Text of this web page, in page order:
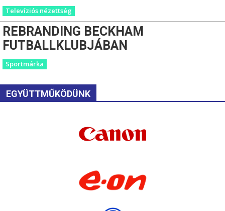
Televíziós nézettség
REBRANDING BECKHAM
FUTBALLKLUBJÁBAN
Sportmárka
EGYÜTTMŰKÖDÜNK